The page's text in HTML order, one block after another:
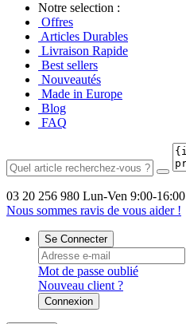
Notre selection :
Offres
Articles Durables
Livraison Rapide
Best sellers
Nouveautés
Made in Europe
Blog
FAQ
03 20 256 980 Lun-Ven 9:00-16:00
Nous sommes ravis de vous aider !
Se Connecter
Mot de passe oublié
Nouveau client ?
Connexion